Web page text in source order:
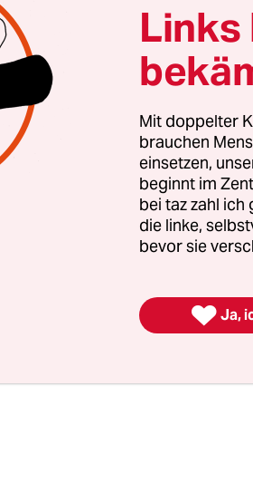
überschuldeten Klubs aus
3 Prozent gefallen. Fan-
turbokapitalisierten Welt
leicht zu erklären, was das
mit Blockchain. Also total
Bitcoin, nur anders.
haben also eine Währung
halten, können Euro
Mit der können sie dann
Kurvenfans aber
sie darüber mitbestimmen,
Links
Mit doppelter
brauchen
einsetzen,
beginnt im
bei taz zahl ich
die linke,
bevor sie
 Ja,